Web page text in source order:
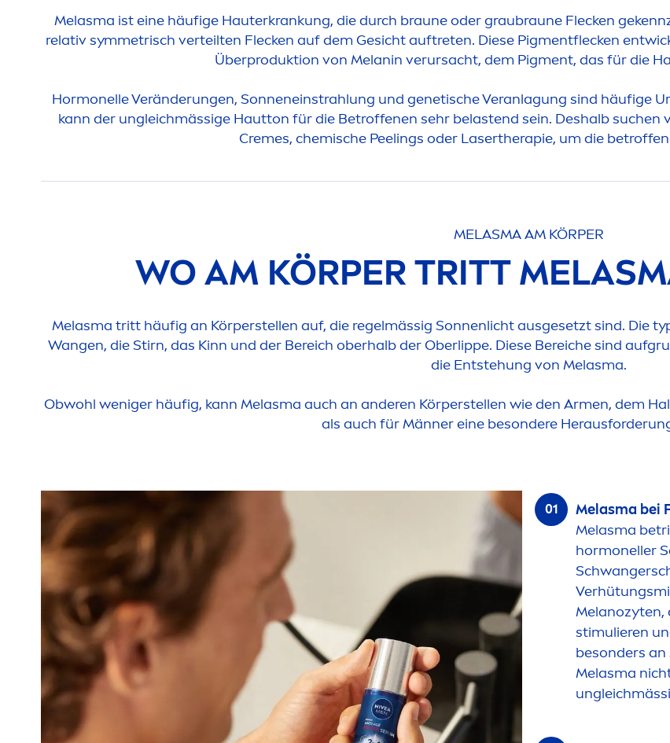
Melasma ist eine häufige Hauterkrankung, die durch braune oder graubraune Flecken
relativ symmetrisch verteilten Flecken auf dem Gesicht auftreten. Diese Pigmentflecken
Überproduktion von Melanin verursacht, dem Pigment, das für die
Hormonelle Veränderungen, Sonneneinstrahlung und genetische Veranlagung sind häufige
kann der ungleichmässige Hautton für die Betroffenen sehr belastend sein. Deshalb
Cremes, chemische Peelings oder Lasertherapie, um die
MELASMA AM KÖRPER
WO AM KÖRPER TRITT
Melasma tritt häufig an Körperstellen auf, die regelmässig Sonnenlicht ausgesetzt sind. Die
Wangen, die Stirn, das Kinn und der Bereich oberhalb der Oberlippe. Diese Bereiche sind
die Entstehung von Melasma.
Obwohl weniger häufig, kann Melasma auch an anderen Körperstellen wie den Armen, dem
als auch für Männer eine besondere
Melasma bei
Melasma
hormoneller
Melanozyten,
stimulieren
besonders
Melasma